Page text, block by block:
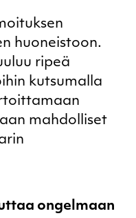
huoneistoon.
ripeä
kutsumalla
mahdolliset
ongelmaan